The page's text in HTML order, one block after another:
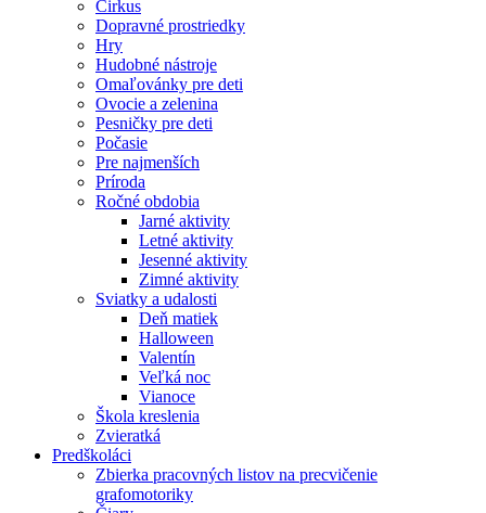
Cirkus
Dopravné prostriedky
Hry
Hudobné nástroje
Omaľovánky pre deti
Ovocie a zelenina
Pesničky pre deti
Počasie
Pre najmenších
Príroda
Ročné obdobia
Jarné aktivity
Letné aktivity
Jesenné aktivity
Zimné aktivity
Sviatky a udalosti
Deň matiek
Halloween
Valentín
Veľká noc
Vianoce
Škola kreslenia
Zvieratká
Predškoláci
Zbierka pracovných listov na precvičenie
grafomotoriky